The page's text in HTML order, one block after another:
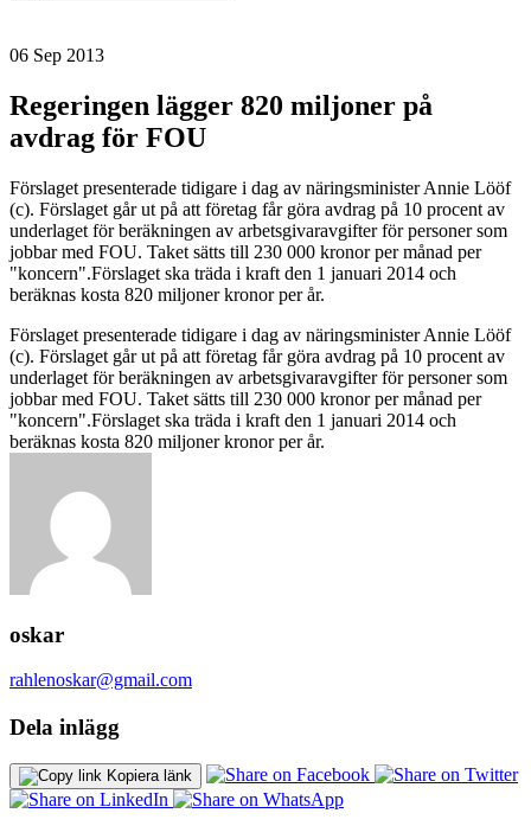
06 Sep 2013
Regeringen lägger 820 miljoner på
avdrag för FOU
Förslaget presenterade tidigare i dag av näringsminister Annie Lööf
(c). Förslaget går ut på att företag får göra avdrag på 10 procent av
underlaget för beräkningen av arbetsgivaravgifter för personer som
jobbar med FOU. Taket sätts till 230 000 kronor per månad per
"koncern".Förslaget ska träda i kraft den 1 januari 2014 och
beräknas kosta 820 miljoner kronor per år.
Förslaget presenterade tidigare i dag av näringsminister Annie Lööf
(c). Förslaget går ut på att företag får göra avdrag på 10 procent av
underlaget för beräkningen av arbetsgivaravgifter för personer som
jobbar med FOU. Taket sätts till 230 000 kronor per månad per
"koncern".Förslaget ska träda i kraft den 1 januari 2014 och
beräknas kosta 820 miljoner kronor per år.
oskar
rahlenoskar@gmail.com
Dela inlägg
Kopiera länk